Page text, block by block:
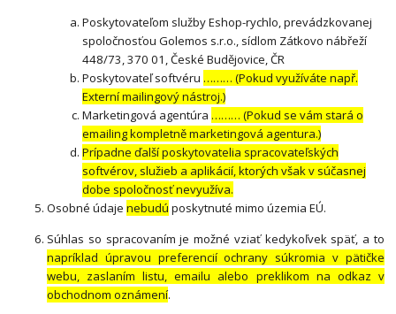
Poskytovateľom služby Eshop-rychlo, prevádzkovanej
spoločnosťou Golemos s.r.o., sídlom Zátkovo nábřeží
448/73, 370 01, České Budějovice, ČR
Poskytovateľ softvéru ……… (Pokud využíváte např.
Externí mailingový nástroj.)
Marketingová agentúra ……… (Pokud se vám stará o
emailing kompletně marketingová agentura.)
Prípadne ďalší poskytovatelia spracovateľských
softvérov, služieb a aplikácií, ktorých však v súčasnej
dobe spoločnosť nevyužíva.
Osobné údajenebudú poskytnuté mimo územia EÚ.
Súhlas so spracovaním je možné vziať kedykoľvek späť, a to
napríklad úpravou preferencií ochrany súkromia v pätičke
webu, zaslaním listu, emailu alebo preklikom na odkaz v
obchodnom oznámení.